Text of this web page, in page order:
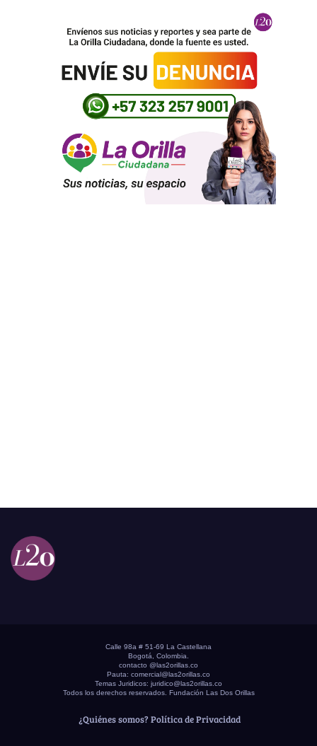
Calle 98a # 51-69 La Castellana
Bogotá, Colombia.
contacto @las2orillas.co
Pauta: comercial@las2orillas.co
Temas Juridicos: juridico@las2orillas.co
Todos los derechos reservados. Fundación Las Dos Orillas
¿Quiénes somos? Política de Privacidad